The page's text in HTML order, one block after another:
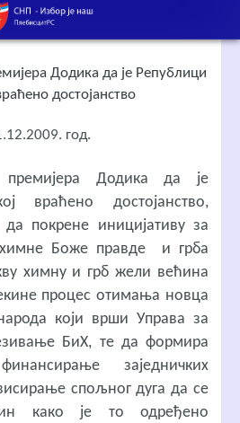
Додика да је Републици
достојанство
год.
премијера Додика да је
враћено достојанство,
покрене иницијативу за
химне Боже правде и грба
химну и грб жели већина
процес отимања новца
који врши Управа за
БиХ, те да формира
заједничких
спољног дуга да се
како је то одређено